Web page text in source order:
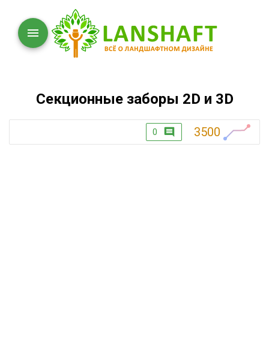
Секционные заборы 2D и 3D
0 3500